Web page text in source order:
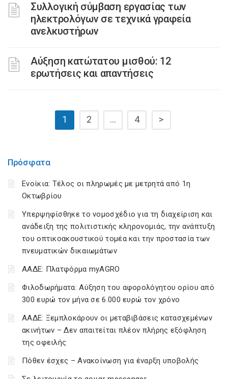
Συλλογική σύμβαση εργασίας των
ηλεκτρολόγων σε τεχνικά γραφεία
ανελκυστήρων
Αύξηση κατώτατου μισθού: 12
ερωτήσεις και απαντήσεις
1 2 … 4 >
Πρόσφατα
Ενοίκια: Τέλος οι πληρωμές με μετρητά από 1η
Οκτωβρίου
Υπερψηφίσθηκε το νομοσχέδιο για τη διαχείριση και
ανάδειξη της πολιτιστικής κληρονομιάς, την ανάπτυξη
του οπτικοακουστικού τομέα και την προστασία των
πνευματικών δικαιωμάτων
ΑΑΔΕ: Πλατφόρμα myAGRO
Φιλοδωρήματα: Αύξηση του αφορολόγητου ορίου από
300 ευρώ τον μήνα σε 6.000 ευρώ τον χρόνο
ΑΑΔΕ: Ξεμπλοκάρουν οι μεταβιβάσεις κατασχεμένων
ακινήτων – Δεν απαιτείται πλέον πλήρης εξόφληση
της οφειλής
Πόθεν έσχες – Ανακοίνωση για έναρξη υποβολής